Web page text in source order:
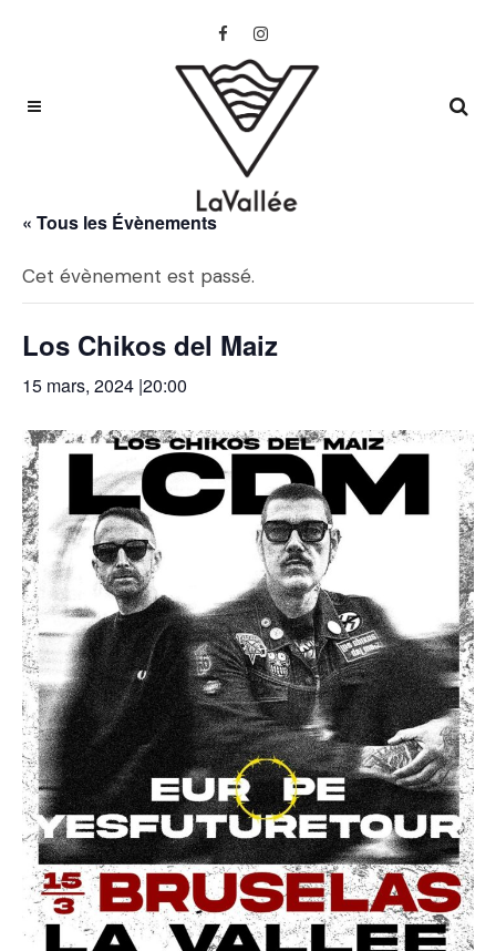
« Tous les Évènements
Cet évènement est passé.
Los Chikos del Maiz
15 mars, 2024 |20:00